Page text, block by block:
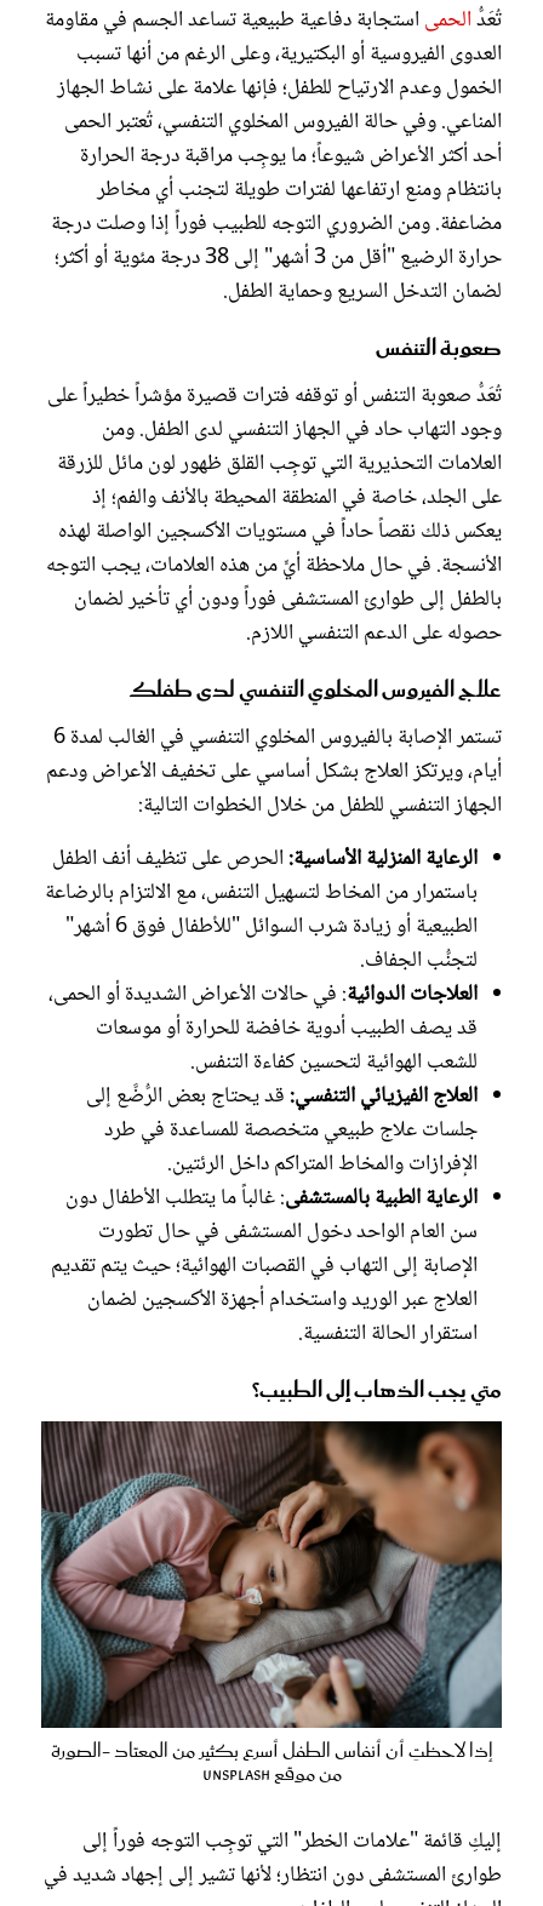
تُعَدُّالحمى استجابة دفاعية طبيعية تساعد الجسم في مقاومة
العدوى الفيروسية أو البكتيرية، وعلى الرغم من أنها تسبب
الخمول وعدم الارتياح للطفل؛ فإنها علامة على نشاط الجهاز
المناعي. وفي حالة الفيروس المخلوي التنفسي، تُعتبر الحمى
أحد أكثر الأعراض شيوعاً؛ ما يوجِب مراقبة درجة الحرارة
بانتظام ومنع ارتفاعها لفترات طويلة لتجنب أي مخاطر
مضاعفة. ومن الضروري التوجه للطبيب فوراً إذا وصلت درجة
حرارة الرضيع "أقل من 3 أشهر" إلى 38 درجة مئوية أو أكثر؛
لضمان التدخل السريع وحماية الطفل.
صعوبة التنفس
تُعَدُّ صعوبة التنفس أو توقفه فترات قصيرة مؤشراً خطيراً على
وجود التهاب حاد في الجهاز التنفسي لدى الطفل. ومن
العلامات التحذيرية التي توجِب القلق ظهور لون مائل للزرقة
على الجلد، خاصة في المنطقة المحيطة بالأنف والفم؛ إذ
يعكس ذلك نقصاً حاداً في مستويات الأكسجين الواصلة لهذه
الأنسجة. في حال ملاحظة أيٍّ من هذه العلامات، يجب التوجه
بالطفل إلى طوارئ المستشفى فوراً ودون أي تأخير لضمان
حصوله على الدعم التنفسي اللازم.
علاج الفيروس المخلوي التنفسي لدى طفلك
تستمر الإصابة بالفيروس المخلوي التنفسي في الغالب لمدة 6
أيام، ويرتكز العلاج بشكل أساسي على تخفيف الأعراض ودعم
الجهاز التنفسي للطفل من خلال الخطوات التالية:
الرعاية المنزلية الأساسية:الحرص على تنظيف أنف الطفل
باستمرار من المخاط لتسهيل التنفس، مع الالتزام بالرضاعة
الطبيعية أو زيادة شرب السوائل "للأطفال فوق 6 أشهر"
لتجنُّب الجفاف.
العلاجات الدوائية: في حالات الأعراض الشديدة أو الحمى،
قد يصف الطبيب أدوية خافضة للحرارة أو موسعات
للشعب الهوائية لتحسين كفاءة التنفس.
العلاج الفيزيائي التنفسي:قد يحتاج بعض الرُّضَّع إلى
جلسات علاج طبيعي متخصصة للمساعدة في طرد
الإفرازات والمخاط المتراكم داخل الرئتين.
الرعاية الطبية بالمستشفى: غالباً ما يتطلب الأطفال دون
سن العام الواحد دخول المستشفى في حال تطورت
الإصابة إلى التهاب في القصبات الهوائية؛ حيث يتم تقديم
العلاج عبر الوريد واستخدام أجهزة الأكسجين لضمان
استقرار الحالة التنفسية.
متي يجب الذهاب إلى الطبيب؟
إذا لاحظتِ أن أنفاس الطفل أسرع بكثير من المعتاد -الصورة
من موقع unsplash
إليكِ قائمة "علامات الخطر" التي توجِب التوجه فوراً إلى
طوارئ المستشفى دون انتظار؛ لأنها تشير إلى إجهاد شديد في